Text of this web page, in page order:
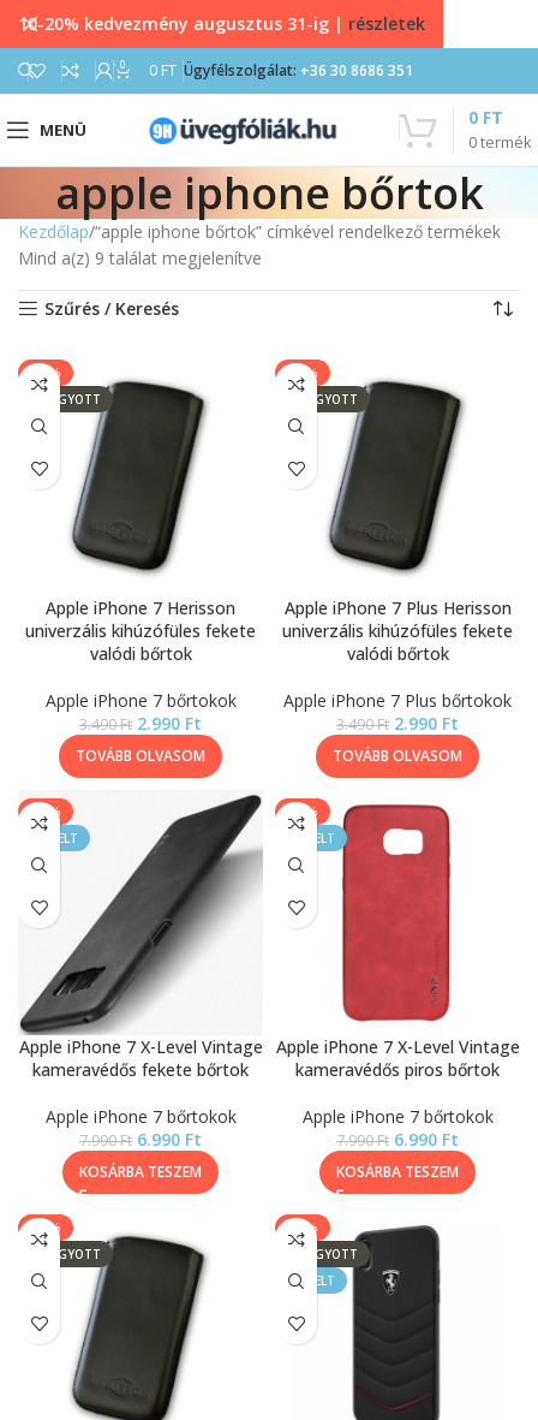
0 0 FT Ügyfélszolgálat: +36 30 8686 351
MENÜ
0termék
0 FT
apple iphone bőrtok
Kezdőlap “apple iphone bőrtok” címkével rendelkező termékek
Mind a(z) 9 találat megjelenítve
Szűrés / Keresés
-14%
ELFOGYOTT
Apple iPhone 7 Herisson
univerzális kihúzófüles fekete
valódi bőrtok
Apple iPhone 7 bőrtokok
3.490Ft 2.990 Ft
TOVÁBB OLVASOM
-14%
ELFOGYOTT
Apple iPhone 7 Plus Herisson
univerzális kihúzófüles fekete
valódi bőrtok
Apple iPhone 7 Plus bőrtokok
3.490Ft 2.990 Ft
TOVÁBB OLVASOM
-13%
KIEMELT
Apple iPhone 7 X-Level Vintage
kameravédős fekete bőrtok
Apple iPhone 7 bőrtokok
7.990Ft 6.990 Ft
KOSÁRBA TESZEM
-13%
KIEMELT
Apple iPhone 7 X-Level Vintage
kameravédős piros bőrtok
Apple iPhone 7 bőrtokok
7.990Ft 6.990 Ft
KOSÁRBA TESZEM
-14%
ELFOGYOTT
-17%
ELFOGYOTT
KIEMELT
10-20% kedvezmény augusztus 31-ig | részletek